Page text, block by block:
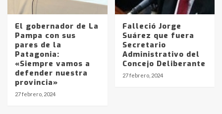
El gobernador de La
Pampa con sus
pares de la
Patagonia:
«Siempre vamos a
defender nuestra
provincia»
27 febrero, 2024
Falleció Jorge
Suárez que fuera
Secretario
Administrativo del
Concejo Deliberante
27 febrero, 2024
5
Los precios de los combustibles en
La Pampa, desde YPF hasta Axion
entre 857 a 1338 pesos
6
La Bolsa de Cereales de Bahía
Blanca anticipa que Agosto vendrá
con lluvias y heladas, en gran parte
de la provincia